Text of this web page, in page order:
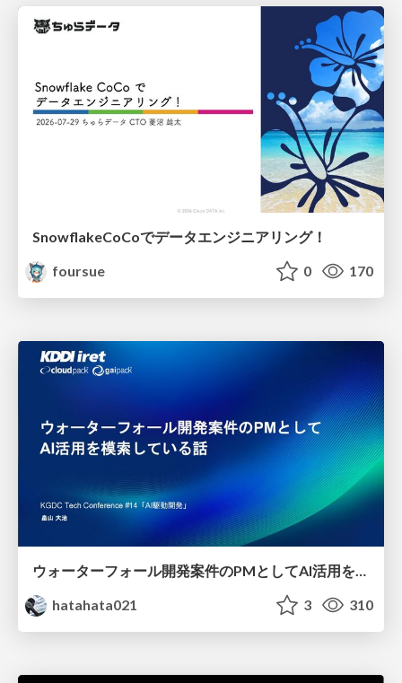
SnowflakeCoCoでデータエンジニアリング！
foursue
0 170
ウォーターフォール開発案件のPMとしてAI活用を模索している話
hatahata021
3 310